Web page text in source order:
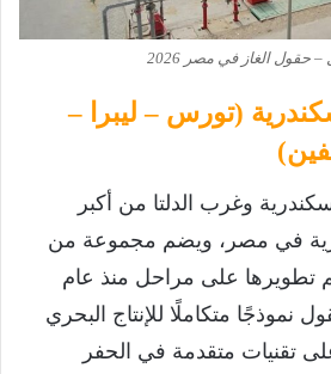
حقول الغاز في مصر 2026
(تورس – ليبرا –
وغرب الدلتا من أكبر
في مصر، ويضم مجموعة من
تطويرها على مراحل منذ عام
نموذجًا متكاملًا للإنتاج البحري
تقنيات متقدمة في الحفر